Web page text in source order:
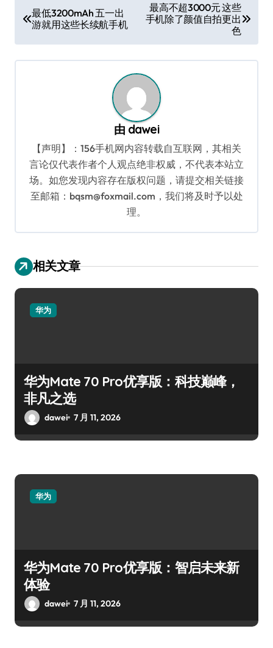
章
导
航
最低3200mAh 五一出
游就用这些长续航手机
最高不超3000元 这些
手机除了颜值自拍更出
色
由 dawei
【声明】：156手机网内容转载自互联网，其相关
言论仅代表作者个人观点绝非权威，不代表本站立
场。如您发现内容存在版权问题，请提交相关链接
至邮箱：bqsm@foxmail.com，我们将及时予以处
理。
相关文章
华为
华为Mate 70 Pro优享版：科技巅峰，
非凡之选
dawei 7 月 11, 2026
华为
华为Mate 70 Pro优享版：智启未来新
体验
dawei 7 月 11, 2026